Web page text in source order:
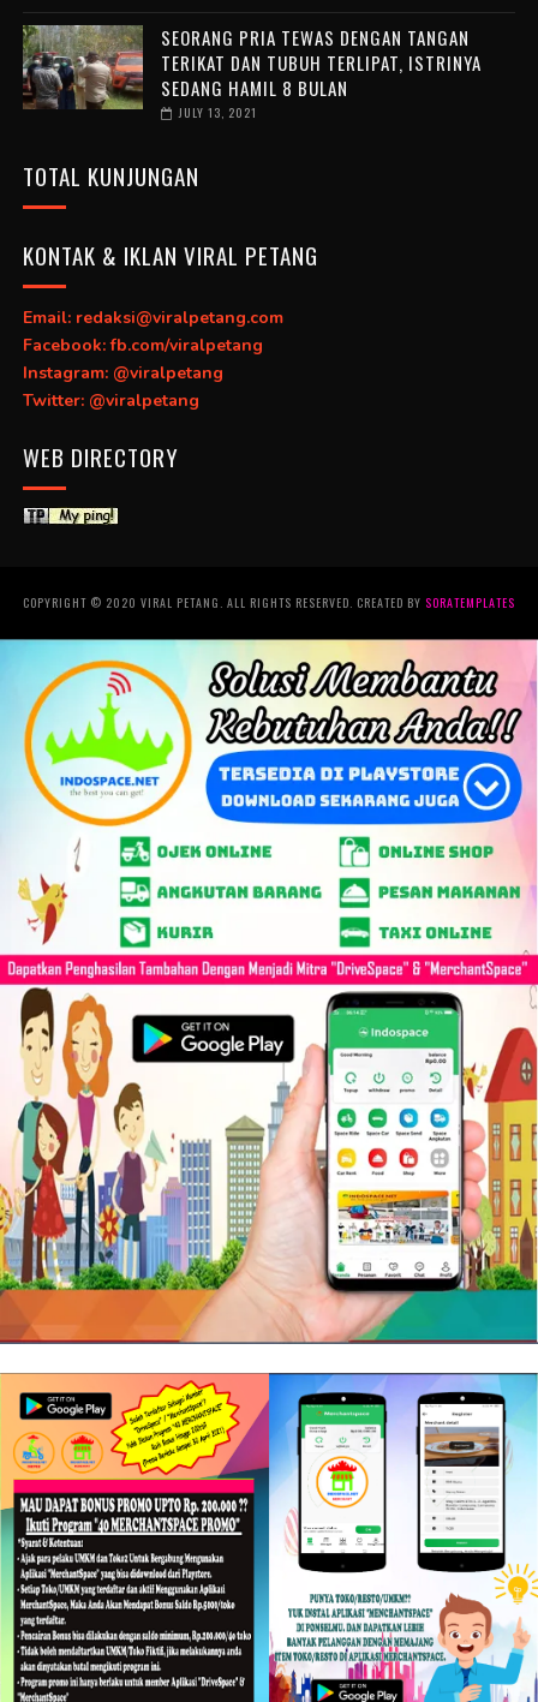
SEORANG PRIA TEWAS DENGAN TANGAN
TERIKAT DAN TUBUH TERLIPAT, ISTRINYA
SEDANG HAMIL 8 BULAN
JULY 13, 2021
TOTAL KUNJUNGAN
KONTAK & IKLAN VIRAL PETANG
Email: redaksi@viralpetang.com
Facebook: fb.com/viralpetang
Instagram: @viralpetang
Twitter: @viralpetang
WEB DIRECTORY
COPYRIGHT © 2020 VIRAL PETANG. ALL RIGHTS RESERVED. CREATED BY SORATEMPLATES